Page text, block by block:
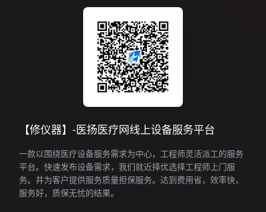
【修仪器】-医扬医疗网线上设备服务平台
一款以围绕医疗设备服务需求为中心，工程师灵活派工的服务
平台。快速发布设备需求，我们就近择优选择工程师上门服
务。并为客户提供服务质量担保服务。达到费用省，效率快，
服务好，质保无忧的结果。